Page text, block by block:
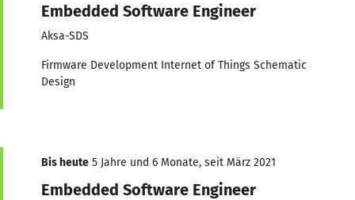
Embedded Software Engineer
Aksa-SDS
Firmware Development Internet of Things Schematic
Design
Bis heute 5 Jahre und 6 Monate, seit März 2021
Embedded Software Engineer